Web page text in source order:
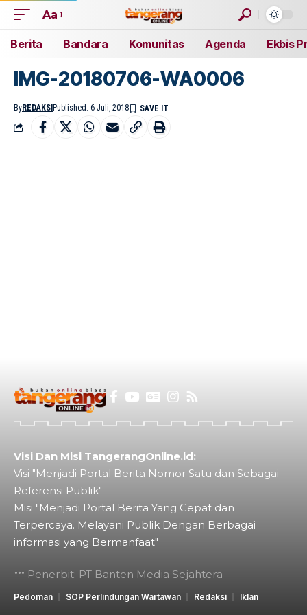
Aa
Berita Bandara Komunitas Agenda Ekbis
IMG-20180706-WA0006
ByREDAKSI Published: 6 Juli, 2018
Visi Dan Misi TangerangOnline.id:
Visi "Menjadi Portal Berita Nomor Satu dan Sebagai
Referensi Publik"
Misi "Menjadi Portal Berita Yang Cepat dan
Terpercaya. Melayani Publik Dengan Berbagai
informasi yang Bermanfaat"
Penerbit: PT Banten Media Sejahtera
Pedoman SOP Perlindungan Wartawan Redaksi Iklan